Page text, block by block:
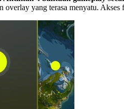
overlay yang terasa menyatu.